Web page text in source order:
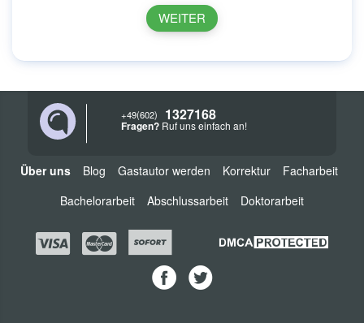
WEITER
+49(602) 1327168
Fragen? Ruf uns einfach an!
Über uns Blog Gastautor werden Korrektur
Facharbeit
Bachelorarbeit
Abschlussarbeit Doktorarbeit